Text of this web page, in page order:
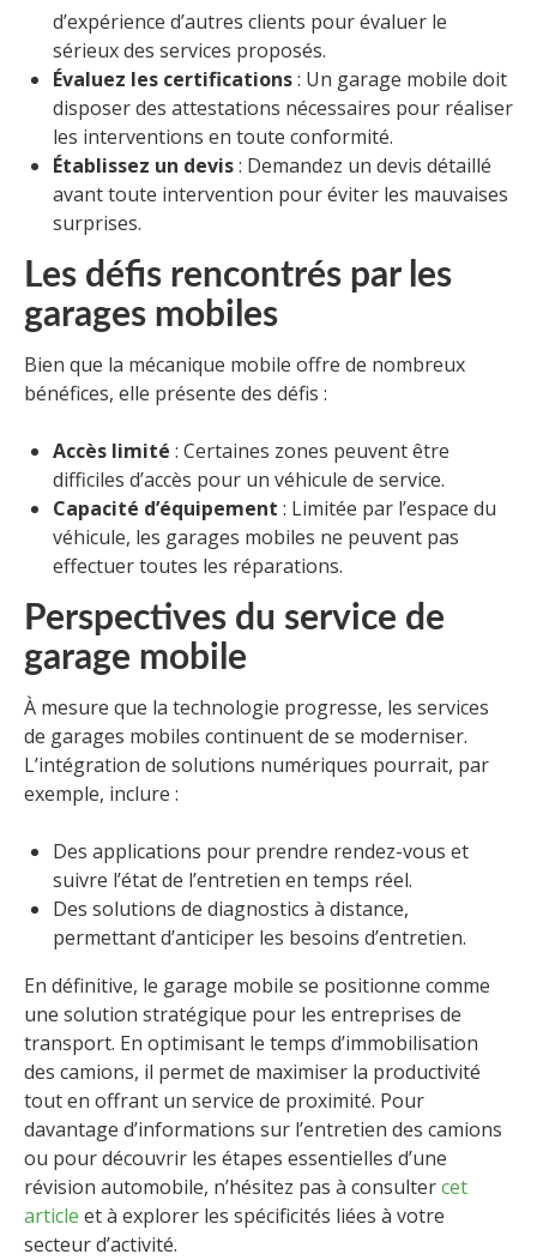
d’expérience d’autres clients pour évaluer le
sérieux des services proposés.
Évaluez les certifications: Un garage mobile doit
disposer des attestations nécessaires pour réaliser
les interventions en toute conformité.
Établissez un devis: Demandez un devis détaillé
avant toute intervention pour éviter les mauvaises
surprises.
Les défis rencontrés par les
garages mobiles
Bien que la mécanique mobile offre de nombreux
bénéfices, elle présente des défis :
Accès limité : Certaines zones peuvent être
difficiles d’accès pour un véhicule de service.
Capacité d’équipement : Limitée par l’espace du
véhicule, les garages mobiles ne peuvent pas
effectuer toutes les réparations.
Perspectives du service de
garage mobile
À mesure que la technologie progresse, les services
de garages mobiles continuent de se moderniser.
L’intégration de solutions numériques pourrait, par
exemple, inclure :
Des applications pour prendre rendez-vous et
suivre l’état de l’entretien en temps réel.
Des solutions de diagnostics à distance,
permettant d’anticiper les besoins d’entretien.
En définitive, le garage mobile se positionne comme
une solution stratégique pour les entreprises de
transport. En optimisant le temps d’immobilisation
des camions, il permet de maximiser la productivité
tout en offrant un service de proximité. Pour
davantage d’informations sur l’entretien des camions
ou pour découvrir les étapes essentielles d’une
révision automobile, n’hésitez pas à consultercet
article et à explorer les spécificités liées à votre
secteur d’activité.